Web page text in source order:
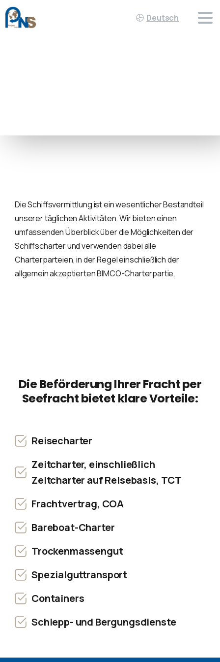
Deutsch
Die Schiffsvermittlung ist ein wesentlicher Bestandteil
unserer täglichen Aktivitäten. Wir bieten einen
umfassenden Überblick über die Möglichkeiten der
Schiffscharter und verwenden dabei alle
Charterparteien, in der Regel einschließlich der
allgemein akzeptierten BIMCO-Charterpartie.
Die Beförderung Ihrer Fracht per
Seefracht bietet klare Vorteile:
Reisecharter
Zeitcharter, einschließlich
Zeitcharter auf Reisebasis, TCT
Frachtvertrag, COA
Bareboat-Charter
Trockenmassengut
Spezialguttransport
Containers
Schlepp- und Bergungsdienste